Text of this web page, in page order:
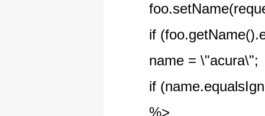
if
name = \"acura\";
if
%>